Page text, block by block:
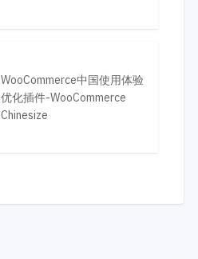
WooCommerce中国使用体验
优化插件-WooCommerce
Chinesize